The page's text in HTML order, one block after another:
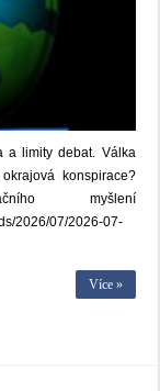
a limity debat. Válka
konspirace?
myšlení
2026/07/2026-07-
Více »